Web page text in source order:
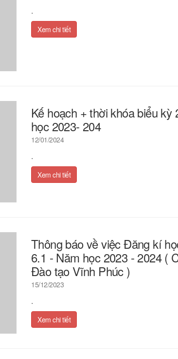
.
Xem chi tiết
Kế hoạch + thời khóa biểu kỳ
học 2023- 204
12/01/2024
.
Xem chi tiết
Thông báo về việc Đăng kí
6.1 - Năm học 2023 - 2024 (
Đào tạo Vĩnh Phúc )
15/12/2023
.
Xem chi tiết